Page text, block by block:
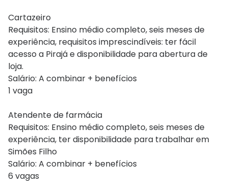
Cartazeiro
Requisitos: Ensino médio completo, seis meses de
experiência, requisitos imprescindíveis: ter fácil
acesso a Pirajá e disponibilidade para abertura de
loja.
Salário: A combinar + benefícios
1 vaga
Atendente de farmácia
Requisitos: Ensino médio completo, seis meses de
experiência, ter disponibilidade para trabalhar em
Simões Filho
Salário: A combinar + benefícios
6 vagas